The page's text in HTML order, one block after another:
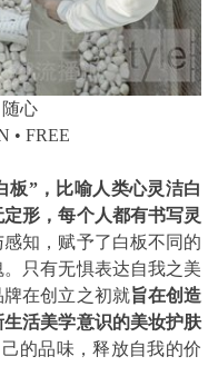
随心
• FREE
板”，比喻人类心灵洁白
形，每个人都有书写灵
知，赋予了白板不同的
只有无惧表达自我之美
在创立之初就旨在创造
活美学意识的美妆护肤
的品味，释放自我的价